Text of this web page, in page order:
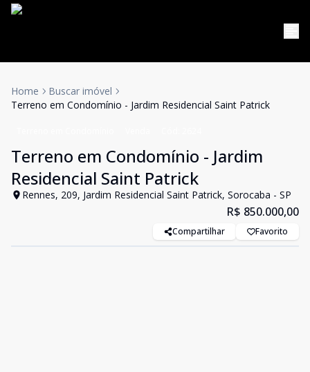
Home
Buscar imóvel
Terreno em Condomínio - Jardim Residencial Saint Patrick
Terreno em Condomínio - Jardim
Residencial Saint Patrick
Rennes, 209, Jardim Residencial Saint Patrick, Sorocaba - SP
R$ 850.000,00
Compartilhar Favorito